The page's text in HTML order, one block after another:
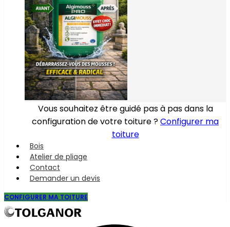
Vous souhaitez être guidé pas à pas dans la
configuration de votre toiture ?Configurer ma
toiture
Bois
Atelier de pliage
Contact
Demander un devis
CONFIGURER MA TOITURE